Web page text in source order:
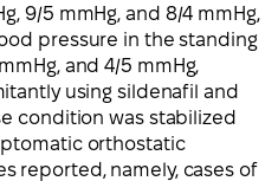
9/5 mmHg, and 8/4 mmHg,
pressure in the standing
and 4/5 mmHg,
using sildenafil and
condition was stabilized
orthostatic
reported, namely, cases of